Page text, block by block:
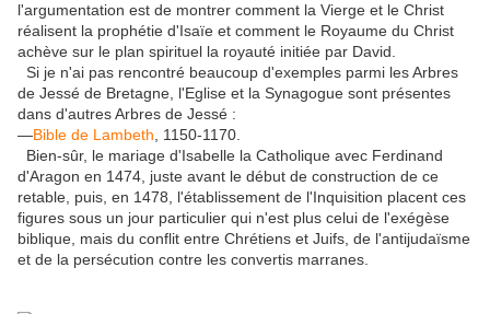
l'argumentation est de montrer comment la Vierge et le Christ
réalisent la prophétie d'Isaïe et comment le Royaume du Christ
achève sur le plan spirituel la royauté initiée par David.
Si je n'ai pas rencontré beaucoup d'exemples parmi les Arbres
de Jessé de Bretagne, l'Eglise et la Synagogue sont présentes
dans d'autres Arbres de Jessé :
—Bible de Lambeth , 1150-1170.
Bien-sûr, le mariage d'Isabelle la Catholique avec Ferdinand
d'Aragon en 1474, juste avant le début de construction de ce
retable, puis, en 1478, l'établissement de l'Inquisition placent ces
figures sous un jour particulier qui n'est plus celui de l'exégèse
biblique, mais du conflit entre Chrétiens et Juifs, de l'antijudaïsme
et de la persécution contre les convertis marranes.